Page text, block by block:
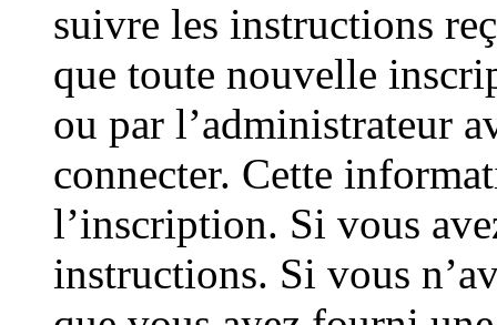
suivre les instructions
que toute nouvelle
ou par l’administrateur
connecter. Cette
l’inscription. Si vous
instructions. Si vous